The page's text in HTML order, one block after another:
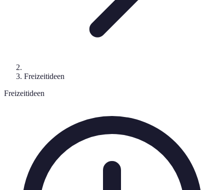
Freizeitideen
Freizeitideen